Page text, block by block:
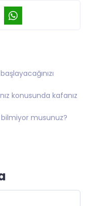
konusunda kafanız
bilmiyor musunuz?